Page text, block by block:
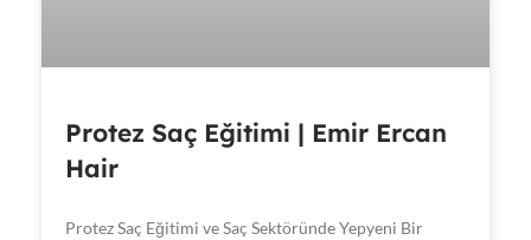
Protez Saç Eğitimi | Emir Ercan
Hair
Protez Saç Eğitimi ve Saç Sektöründe Yepyeni Bir